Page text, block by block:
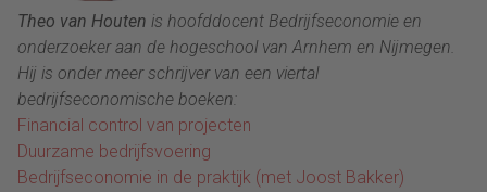
Theo van Houten is hoofddocent Bedrijfseconomie en
onderzoeker aan de hogeschool van Arnhem en Nijmegen.
Hij is onder meer schrijver van een viertal
bedrijfseconomische boeken:
Financial control van projecten
Duurzame bedrijfsvoering
Bedrijfseconomie in de praktijk (met Joost Bakker)